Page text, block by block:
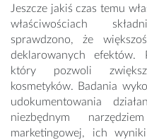
Jeszcze jakiś czas temu
właściwościach
sprawdzono, że
deklarowanych efektów.
który pozwoli
kosmetyków. Badania
udokumentowania
niezbędnym
marketingowej, ich